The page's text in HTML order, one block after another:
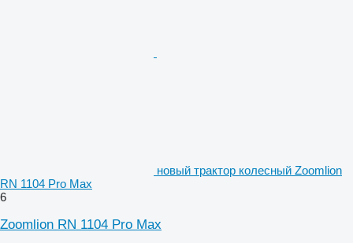
новый трактор колесный Zoomlion
RN 1104 Pro Max
6
Zoomlion RN 1104 Pro Max